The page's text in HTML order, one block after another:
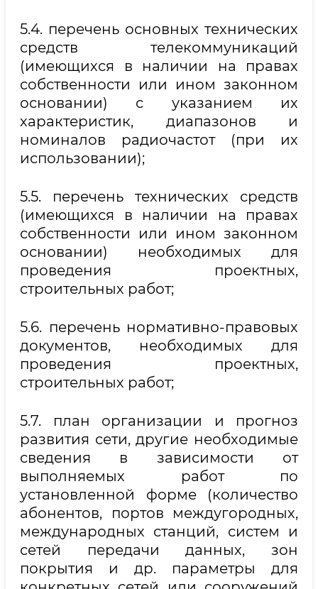
5.4. перечень основных технических
средств телекоммуникаций
(имеющихся в наличии на правах
собственности или ином законном
основании) с указанием их
характеристик, диапазонов и
номиналов радиочастот (при их
использовании);
5.5. перечень технических средств
(имеющихся в наличии на правах
собственности или ином законном
основании) необходимых для
проведения проектных,
строительных работ;
5.6. перечень нормативно-правовых
документов, необходимых для
проведения проектных,
строительных работ;
5.7. план организации и прогноз
развития сети, другие необходимые
сведения в зависимости от
выполняемых работ по
установленной форме (количество
абонентов, портов междугородных,
международных станций, систем и
сетей передачи данных, зон
покрытия и др. параметры для